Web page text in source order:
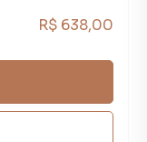
R$ 638,00